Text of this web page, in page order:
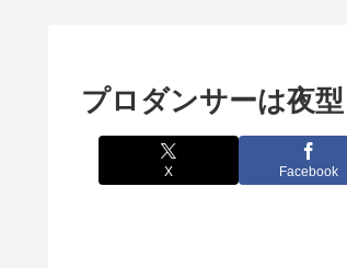
プロダンサーは夜
X Facebook